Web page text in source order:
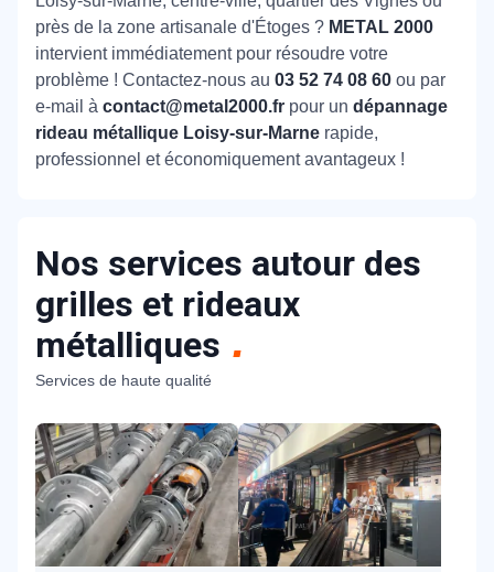
près de la zone artisanale d'Étoges ? METAL 2000
intervient immédiatement pour résoudre votre
problème ! Contactez-nous au 03 52 74 08 60 ou par
e-mail à contact@metal2000.fr pour un dépannage
rideau métallique Loisy-sur-Marne rapide,
professionnel et économiquement avantageux !
Nos services autour des
grilles et rideaux
métalliques
Services de haute qualité